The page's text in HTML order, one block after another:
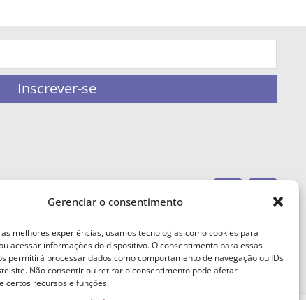
Gerenciar o consentimento
melhores experiências, usamos tecnologias como cookies para
acessar informações do dispositivo. O consentimento para essas
permitirá processar dados como comportamento de navegação ou IDs
site. Não consentir ou retirar o consentimento pode afetar
certos recursos e funções.
Inscrever-se